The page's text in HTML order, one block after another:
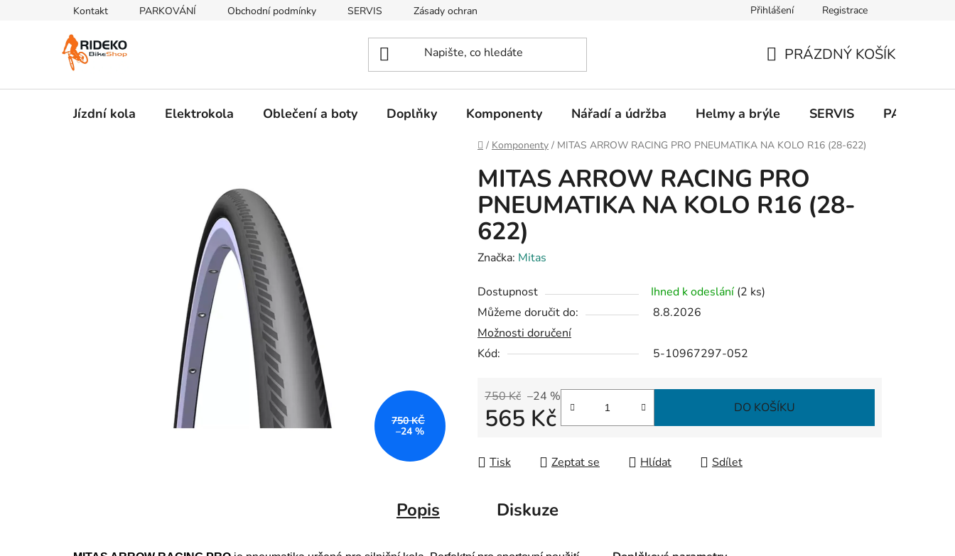
Kontakt PARKOVÁNÍ Obchodní podmínky SERVIS Zásady ochrany osobních údajů Přihlášení Registrace
KOŠÍK
PRÁZDNÝ KOŠÍK
Jízdní kola Elektrokola Oblečení a boty Doplňky Komponenty Nářadí a údržba Helmy a brýle SERVIS
Domů
/ Komponenty / MITAS ARROW RACING PRO PNEUMATIKA NA KOLO R16 (28-622)
MITAS ARROW RACING PRO
PNEUMATIKA NA KOLO R16 (28-
622)
Značka: Mitas
Dostupnost Ihned k odeslání (2 ks)
Můžeme doručit do:
8.8.2026
Možnosti doručení
Kód:
5-10967297-052
750 Kč –24 %
565 Kč DO KOŠÍKU
Tisk Zeptat se Hlídat Sdílet
750 KČ
–24 %
Popis Diskuze